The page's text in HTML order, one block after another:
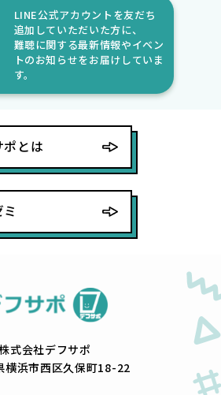
LINE公式アカウントを友だち
追加していただいた方に、
難聴に関する最新情報やイベン
トのお知らせをお届けしていま
す。
とは
式会社デフサポ
横浜市西区久保町18-22